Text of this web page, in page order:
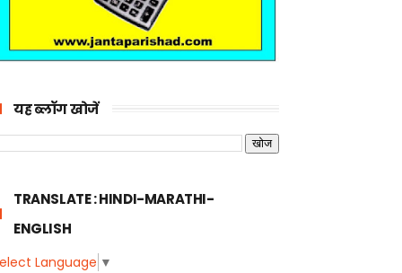
यह ब्लॉग खोजें
TRANSLATE : HINDI-MARATHI-
ENGLISH
Language ▼